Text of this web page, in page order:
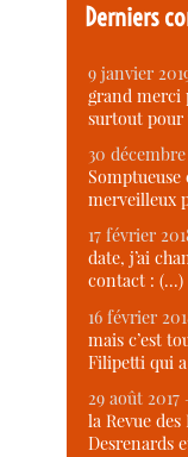
Derniers
9 janvier
grand merci
surtout
30
merveilleux
17 février
date, j’ai
contact : (…)
16 février
mais c’est
Filipetti qui
29 août
la Revue des
Desrenards